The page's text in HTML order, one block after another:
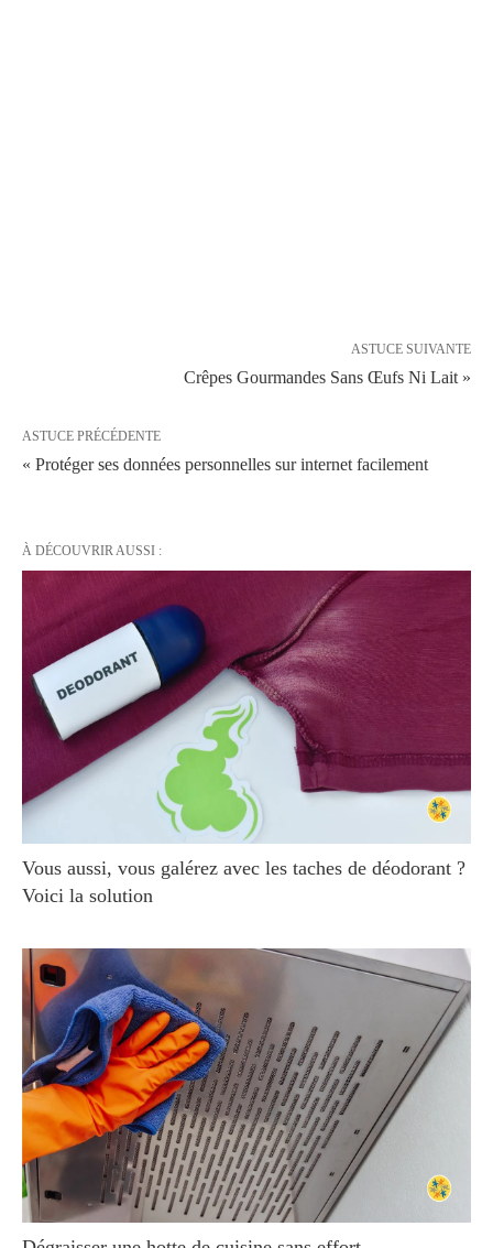
ASTUCE SUIVANTE
Crêpes Gourmandes Sans Œufs Ni Lait »
ASTUCE PRÉCÉDENTE
« Protéger ses données personnelles sur internet facilement
À DÉCOUVRIR AUSSI :
Vous aussi, vous galérez avec les taches de déodorant ?
Voici la solution